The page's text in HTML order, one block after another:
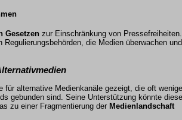
Gesetzen zur Einschränkung von Pressefreiheiten.
Regulierungsbehörden , die Medien überwachen und
für alternative Medienkanäle gezeigt, die oft
gebunden sind. Seine Unterstützung könnte diese
zu einer Fragmentierung der Medienlandschaft